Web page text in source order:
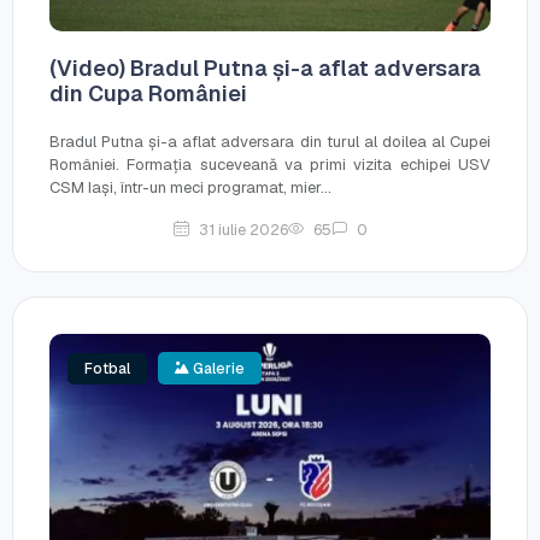
(Video) Bradul Putna și-a aflat adversara
din Cupa României
Bradul Putna și-a aflat adversara din turul al doilea al Cupei
României. Formația suceveană va primi vizita echipei USV
CSM Iași, într-un meci programat, mier...
31 iulie 2026 65 0
Fotbal Galerie